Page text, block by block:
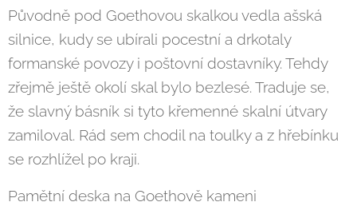
Původně pod Goethovou skalkou vedla ašská
silnice, kudy se ubírali pocestní a drkotaly
formanské povozy i poštovní dostavníky. Tehdy
zřejmě ještě okolí skal bylo bezlesé. Traduje se,
že slavný básník si tyto křemenné skalní útvary
zamiloval. Rád sem chodil na toulky a z hřebínku
se rozhlížel po kraji.
Pamětní deska na Goethově kameni